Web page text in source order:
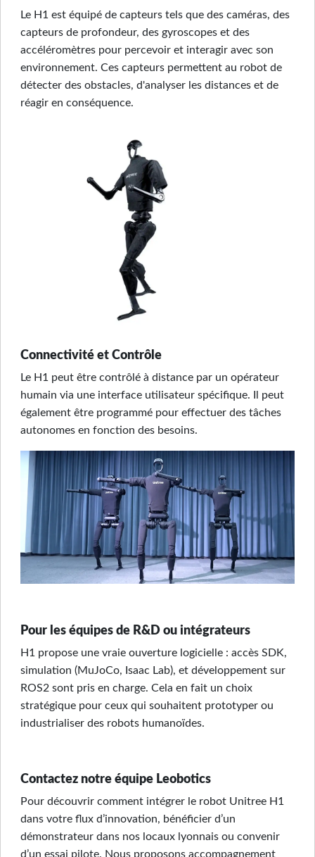
Le H1 est équipé de capteurs tels que des caméras, des
capteurs de profondeur, des gyroscopes et des
accéléromètres pour percevoir et interagir avec son
environnement. Ces capteurs permettent au robot de
détecter des obstacles, d'analyser les distances et de
réagir en conséquence.
Connectivité et Contrôle
Le H1 peut être contrôlé à distance par un opérateur
humain via une interface utilisateur spécifique. Il peut
également être programmé pour effectuer des tâches
autonomes en fonction des besoins.
Pour les équipes de R&D ou intégrateurs
H1 propose une vraie ouverture logicielle : accès SDK,
simulation (MuJoCo, Isaac Lab), et développement sur
ROS2 sont pris en charge. Cela en fait un choix
stratégique pour ceux qui souhaitent prototyper ou
industrialiser des robots humanoïdes.
Contactez notre équipe Leobotics
Pour découvrir comment intégrer le robot Unitree H1
dans votre flux d’innovation, bénéficier d’un
démonstrateur dans nos locaux lyonnais ou convenir
d’un essai pilote. Nous proposons accompagnement